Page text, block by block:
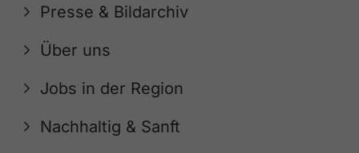
Presse & Bildarchiv
Über uns
Jobs in der Region
Nachhaltig & Sanft